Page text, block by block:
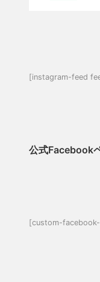
[instagram-feed
公式Facebook
[custom-